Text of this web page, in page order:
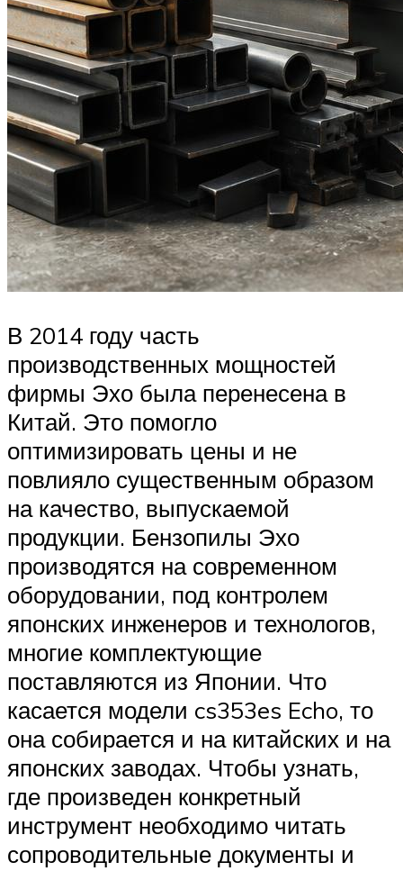
В 2014 году часть
производственных мощностей
фирмы Эхо была перенесена в
Китай. Это помогло
оптимизировать цены и не
повлияло существенным образом
на качество, выпускаемой
продукции. Бензопилы Эхо
производятся на современном
оборудовании, под контролем
японских инженеров и технологов,
многие комплектующие
поставляются из Японии. Что
касается модели cs353es Echo, то
она собирается и на китайских и на
японских заводах. Чтобы узнать,
где произведен конкретный
инструмент необходимо читать
сопроводительные документы и